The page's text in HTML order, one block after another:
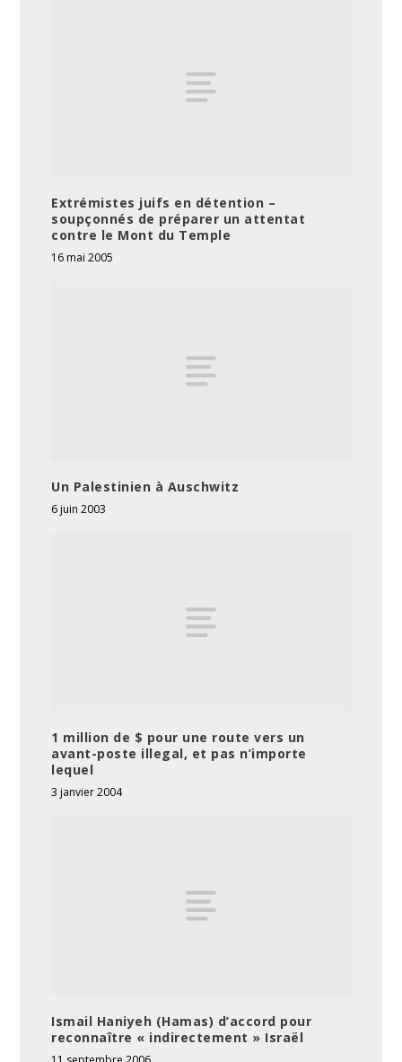
Extrémistes juifs en détention –
soupçonnés de préparer un attentat
contre le Mont du Temple
16 mai 2005
Un Palestinien à Auschwitz
6 juin 2003
1 million de $ pour une route vers un
avant-poste illegal, et pas n’importe
lequel
3 janvier 2004
Ismail Haniyeh (Hamas) d’accord pour
reconnaître « indirectement » Israël